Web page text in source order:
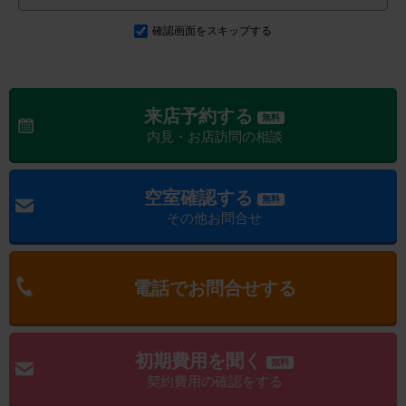
確認画面をスキップする
来店予約する 無料
内見・お店訪問の相談
空室確認する 無料
その他お問合せ
電話でお問合せする
初期費用を聞く 無料
契約費用の確認をする